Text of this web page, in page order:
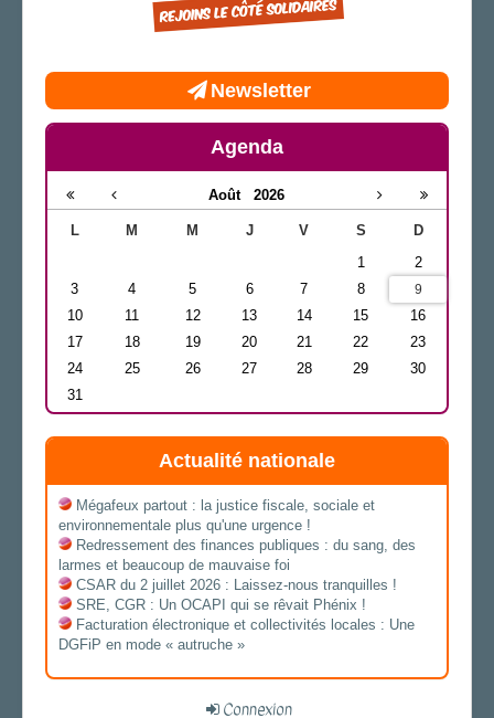
Newsletter
Agenda
Août 2026
L M M J V S
D
1
2
3
4 5 6 7 8 9
10 11 12 13 14 15
16
17
18 19 20 21 22
23
24
25 26 27 28 29
30
31
Actualité nationale
Mégafeux partout : la justice fiscale, sociale et
environnementale plus qu'une urgence !
Redressement des finances publiques : du sang, des
larmes et beaucoup de mauvaise foi
CSAR du 2 juillet 2026 : Laissez-nous tranquilles !
SRE, CGR : Un OCAPI qui se rêvait Phénix !
Facturation électronique et collectivités locales : Une
DGFiP en mode « autruche »
Connexion